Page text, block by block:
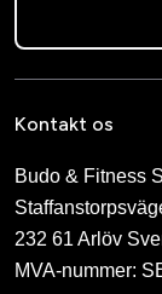
Kontakt os
Budo & Fitness
232 61 Arlöv
MVA-nummer: